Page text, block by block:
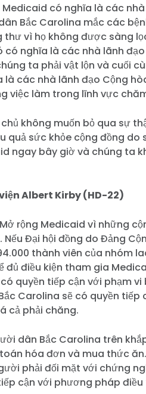
Trang
Shop
Take Back
Làm việc với
Nhấn
Vote
Quyên
Medicaid có nghĩa là các
Bắc Carolina mắc các
thư vì họ không được sàng
có nghĩa là các nhà lãnh
ta phải vật lộn và cuối
là các nhà lãnh đạo Cộng
việc làm trong lĩnh vực
không muốn bỏ qua sự
quả sức khỏe cộng đồng
ngay bây giờ và chúng ta
Albert Kirby (HD-22)
rộng Medicaid vì những
Nếu Đại hội đồng do Đảng
thành viên của nhóm
đủ điều kiện tham gia
quyền tiếp cận với phạm
Carolina sẽ có quyền
cả phải chăng.
dân Bắc Carolina trên
hóa đơn và mua thức
phải đối mặt với chứng
cận với phương pháp điều